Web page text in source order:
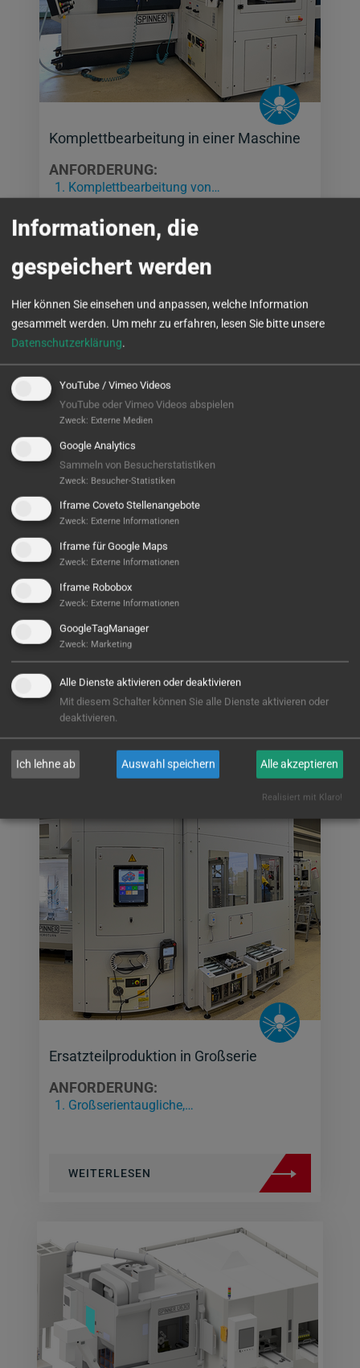
Komplettbearbeitung in einer Maschine
ANFORDERUNG:
Komplettbearbeitung von…
WEITERLESEN
Vollautomatisierte Fertigung für hochsensible
Bauteile
ANFORDERUNG:
Präzise Bearbeitung von…
WEITERLESEN
Ersatzteilproduktion in Großserie
ANFORDERUNG:
Großserientaugliche,…
WEITERLESEN
Informationen, die
gespeichert werden
Hier können Sie einsehen und anpassen, welche Information
gesammelt werden. Um mehr zu erfahren, lesen Sie bitte unsere
Datenschutzerklärung.
YouTube / Vimeo Videos
YouTube oder Vimeo Videos abspielen
Zweck: Externe Medien
Google Analytics
Sammeln von Besucherstatistiken
Zweck: Besucher-Statistiken
Iframe Coveto Stellenangebote
Zweck: Externe Informationen
Iframe für Google Maps
Zweck: Externe Informationen
Iframe Robobox
Zweck: Externe Informationen
GoogleTagManager
Zweck: Marketing
Alle Dienste aktivieren oder deaktivieren
Mit diesem Schalter können Sie alle Dienste aktivieren oder
deaktivieren.
Ich lehne ab Auswahl speichern Alle akzeptieren
Realisiert mit Klaro!